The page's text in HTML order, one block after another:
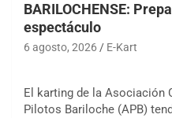
BARILOCHENSE:
espectáculo
6 agosto, 2026 E-Kart
El karting de la Asociación
Pilotos Bariloche (APB)